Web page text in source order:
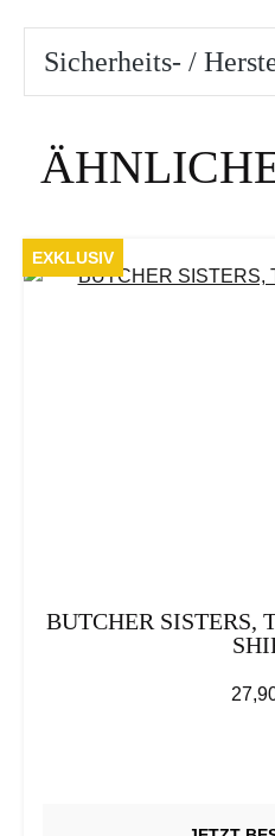
Sicherheits- /
EXKLUSIV
BUTCHER SISTERS,